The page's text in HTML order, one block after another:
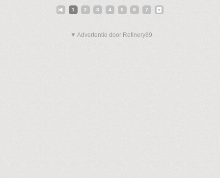
1 2 3 4 5 6 7
▼ Advertentie door Refinery89